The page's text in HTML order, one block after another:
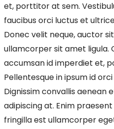
et, porttitor at sem.
faucibus orci luctus et
Donec velit neque, auctor
ullamcorper sit amet ligula.
accumsan id imperdiet et,
Pellentesque in ipsum id
Dignissim convallis aenean
adipiscing at. Enim
fringilla est ullamcorper